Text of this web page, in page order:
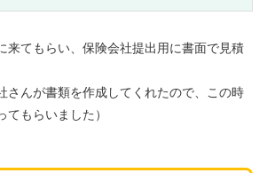
来てもらい、保険会社提出用に書面で見積
さんが書類を作成してくれたので、この時
もらいました）